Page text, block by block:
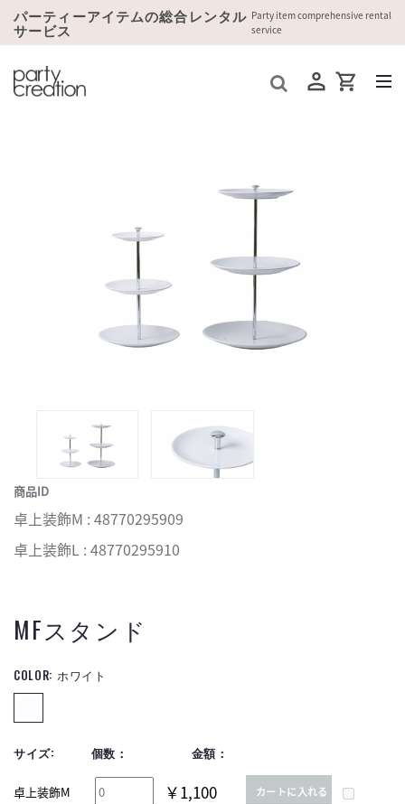
パーティーアイテムの総合レンタル
サービス
Party item comprehensive rental
service
商品ID
卓上装飾M : 48770295909
卓上装飾L : 48770295910
MFスタンド
COLOR: ホワイト
サイズ: 個数： 金額：
卓上装飾M ￥1,100 カートに入れる